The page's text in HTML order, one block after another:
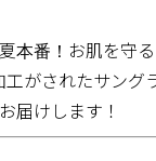
本番！お肌を守
工がされたサング
届けします！